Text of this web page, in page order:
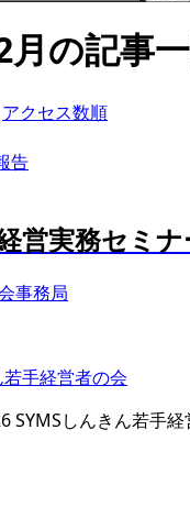
月の記事
アクセス数順
告
営実務セミナ
事務局
SYMSしんきん若手